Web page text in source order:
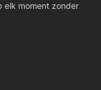
elk moment zonder